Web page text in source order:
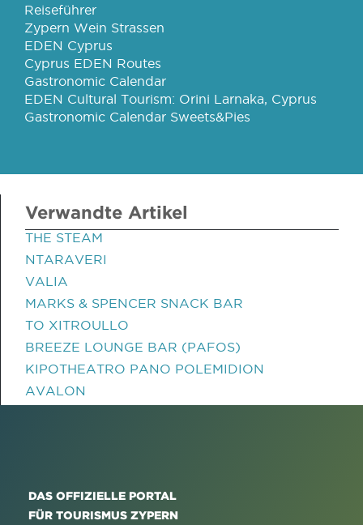
Reiseführer
Zypern Wein Strassen
EDEN Cyprus
Cyprus EDEN Routes
Gastronomic Calendar
EDEN Cultural Tourism: Orini Larnaka, Cyprus
Gastronomic Calendar Sweets&Pies
Verwandte Artikel
THE STEAM
NTARAVERI
VALIA
MARKS & SPENCER SNACK BAR
TO XITROULLO
BREEZE LOUNGE BAR (PAFOS)
KIPOTHEATRO PANO POLEMIDION
AVALON
DAS OFFIZIELLE PORTAL
FÜR TOURISMUS ZYPERN